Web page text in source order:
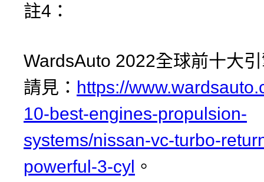
註4：
WardsAuto 2022全球前十大
請見： https://
10-best-engines-propulsion-
systems/nissan-vc-turbo-
powerful-3-cyl 。